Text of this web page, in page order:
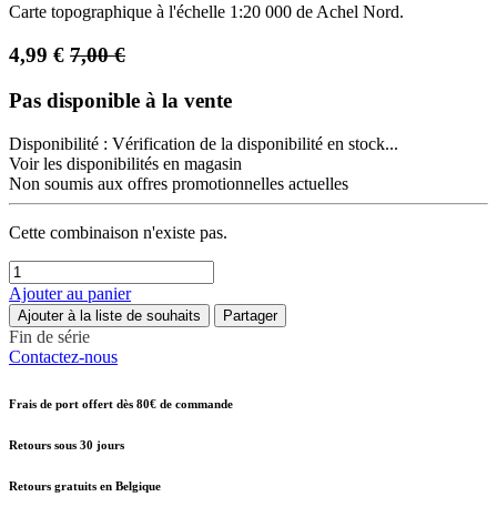
Carte topographique à l'échelle 1:20 000 de Achel Nord.
4,99 € 7,00€
Pas disponible à la vente
Disponibilité : Vérification de la disponibilité en stock...
Voir les disponibilités en magasin
Non soumis aux offres promotionnelles actuelles
Cette combinaison n'existe pas.
Ajouter au panier
Ajouter à la liste de souhaits Partager
Fin de série
Contactez-nous
Frais de port offert dès 80€ de commande
Retours sous 30 jours
Retours gratuits en Belgique